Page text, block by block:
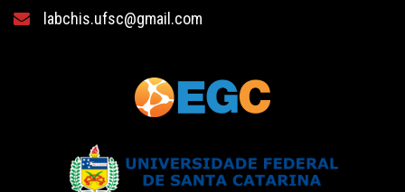
labchis.ufsc@gmail.com